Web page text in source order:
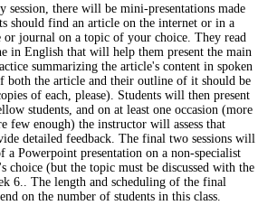
session, there will be mini-presentations made
should find an article on the internet or in a
or journal on a topic of your choice. They read
in English that will help them present the main
summarizing the article's content in spoken
both the article and their outline of it should be
of each, please). Students will then present
students, and on at least one occasion (more
few enough) the instructor will assess that
detailed feedback. The final two sessions will
a Powerpoint presentation on a non-specialist
choice (but the topic must be discussed with the
6.. The length and scheduling of the final
on the number of students in this class.